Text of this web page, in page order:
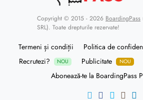
Copyright © 2015 - 2026 BoardingPass
SRL). Toate drepturile rezervate!
Termeni și condiții Politica de
Recrutezi?
NOU Publicitate NOU
Abonează-te la BoardingPass